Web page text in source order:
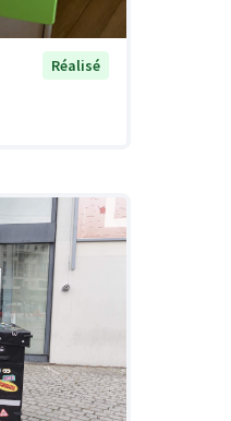
Réalisé